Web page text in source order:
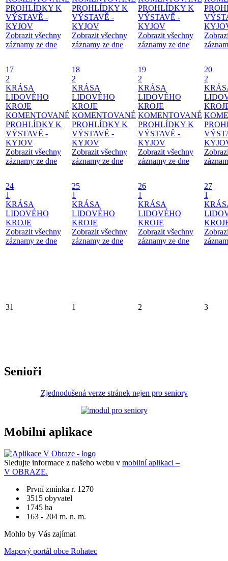
PROHLÍDKY K
VÝSTAVĚ -
KYJOV
Zobrazit všechny
záznamy ze dne
PROHLÍDKY K
VÝSTAVĚ -
KYJOV
Zobrazit všechny
záznamy ze dne
PROHLÍDKY K
VÝSTAVĚ -
KYJOV
Zobrazit všechny
záznamy ze dne
17
2
KRÁSA
LIDOVÉHO
KROJE
KOMENTOVANÉ
PROHLÍDKY K
VÝSTAVĚ -
KYJOV
Zobrazit všechny
záznamy ze dne
18
2
KRÁSA
LIDOVÉHO
KROJE
KOMENTOVANÉ
PROHLÍDKY K
VÝSTAVĚ -
KYJOV
Zobrazit všechny
záznamy ze dne
19
2
KRÁSA
LIDOVÉHO
KROJE
KOMENTOVANÉ
PROHLÍDKY K
VÝSTAVĚ -
KYJOV
Zobrazit všechny
záznamy ze dne
20
2
24
1
KRÁSA
LIDOVÉHO
KROJE
Zobrazit všechny
záznamy ze dne
25
1
KRÁSA
LIDOVÉHO
KROJE
Zobrazit všechny
záznamy ze dne
26
1
KRÁSA
LIDOVÉHO
KROJE
Zobrazit všechny
záznamy ze dne
27
1
31 1 2 3
Senioři
Zjednodušená verze stránek nejen pro seniory
Mobilní aplikace
Sledujte informace z našeho webu v mobilní aplikaci –
V OBRAZE.
První zmínka r. 1270
3515 obyvatel
1745 ha
163 - 204 m. n. m.
Mohlo by Vás zajímat
Mapový portál obce Rohatec